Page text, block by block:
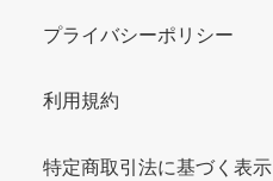
プライバシーポリシー
利用規約
特定商取引法に基づく表示